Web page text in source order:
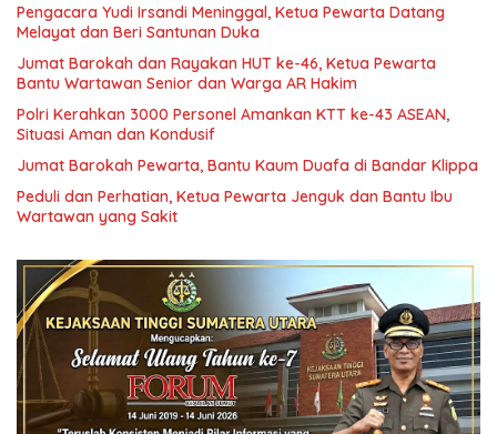
Pengacara Yudi Irsandi Meninggal, Ketua Pewarta Datang
Melayat dan Beri Santunan Duka
Jumat Barokah dan Rayakan HUT ke-46, Ketua Pewarta
Bantu Wartawan Senior dan Warga AR Hakim
Polri Kerahkan 3000 Personel Amankan KTT ke-43 ASEAN,
Situasi Aman dan Kondusif
Jumat Barokah Pewarta, Bantu Kaum Duafa di Bandar Klippa
Peduli dan Perhatian, Ketua Pewarta Jenguk dan Bantu Ibu
Wartawan yang Sakit